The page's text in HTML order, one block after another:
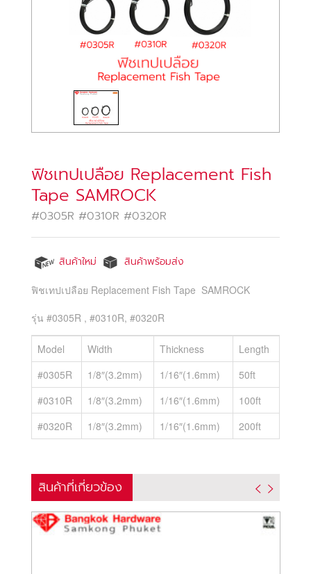
ฟิชเทปเปลือย Replacement Fish
Tape SAMROCK
#0305R #0310R #0320R
สินค้าใหม่ สินค้าพร้อมส่ง
ฟิชเทปเปลือย Replacement Fish Tape SAMROCK
รุ่น #0305R , #0310R, #0320R
Model Width Thickness
Length
#0305R
1/8″(3.2mm) 1/16″(1.6mm)
50ft
#0310R
1/8″(3.2mm) 1/16″(1.6mm)
100ft
#0320R
1/8″(3.2mm) 1/16″(1.6mm) 200ft
สินค้าที่เกี่ยวข้อง